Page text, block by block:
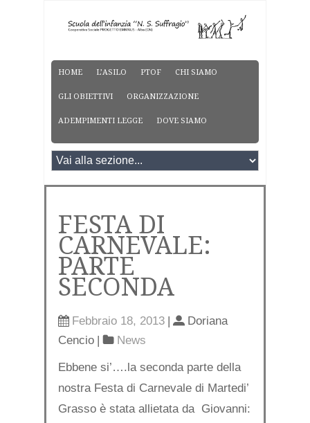
HOME L’ASILO PTOF CHI SIAMO
GLI OBIETTIVI ORGANIZZAZIONE
ADEMPIMENTI LEGGE DOVE SIAMO
FESTA DI
CARNEVALE:
PARTE
SECONDA
Febbraio 18, 2013 |
Doriana
Cencio | News
Ebbene si’….la seconda parte della
nostra Festa di Carnevale di Martedi’
Grasso è stata allietata da Giovanni: